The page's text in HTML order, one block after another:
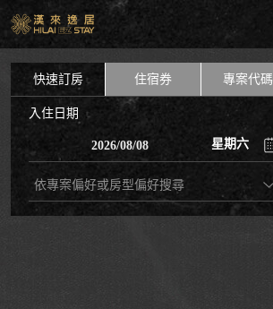
快速訂房 住宿券 專案代碼
入住日期
星期六
依專案偏好或房型偏好搜尋